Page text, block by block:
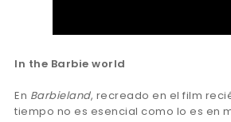
In the Barbie world
En Barbieland, recreado en el film
tiempo no es esencial como lo es en